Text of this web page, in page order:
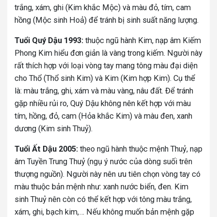
trắng, xám, ghi (Kim khắc Mộc) và màu đỏ, tím, cam
hồng (Mộc sinh Hoả) để tránh bị sinh suất năng lượng.
Tuổi Quý Dậu 1993: thuộc ngũ hành Kim, nạp âm Kiếm
Phong Kim hiểu đơn giản là vàng trong kiếm. Người này
rất thích hợp với loại vòng tay mang tông màu đại diện
cho Thổ (Thổ sinh Kim) và Kim (Kim hợp Kim). Cụ thể
là: màu trắng, ghi, xám và màu vàng, nâu đất. Để tránh
gặp nhiều rủi ro, Quý Dậu không nên kết hợp với màu
tím, hồng, đỏ, cam (Hỏa khắc Kim) và màu đen, xanh
dương (Kim sinh Thuỷ).
Tuổi Ất Dậu 2005: theo ngũ hành thuộc mệnh Thuỷ, nạp
âm Tuyền Trung Thuỷ (ngụ ý nước của dòng suối trên
thượng nguồn). Người này nên ưu tiên chọn vòng tay có
màu thuộc bản mệnh như: xanh nước biển, đen. Kim
sinh Thuỷ nên còn có thể kết hợp với tông màu trắng,
xám, ghi, bạch kim,… Nếu không muốn bản mệnh gặp